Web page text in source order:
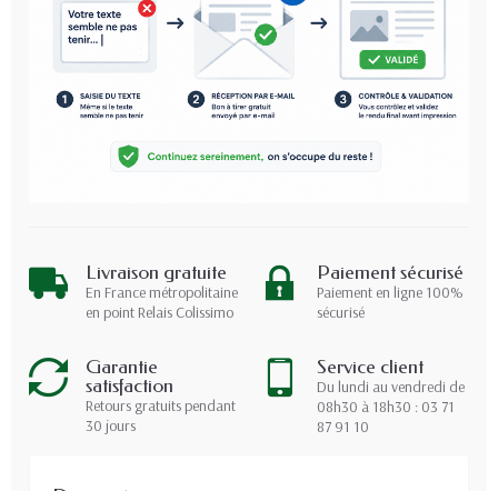
Livraison gratuite
En France métropolitaine
en point Relais Colissimo
Paiement sécurisé
Paiement en ligne 100%
sécurisé
Garantie
satisfaction
Retours gratuits pendant
30 jours
Service client
Du lundi au vendredi de
08h30 à 18h30 : 03 71
87 91 10